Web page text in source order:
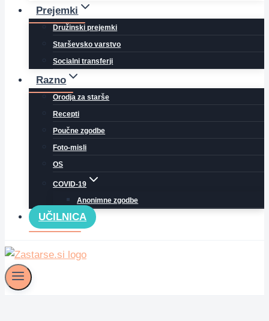
Prejemki
Družinski prejemki
Starševsko varstvo
Socialni transferji
Razno
Orodja za starše
Recepti
Poučne zgodbe
Foto-misli
OS
COVID-19
Anonimne zgodbe
UČILNICA